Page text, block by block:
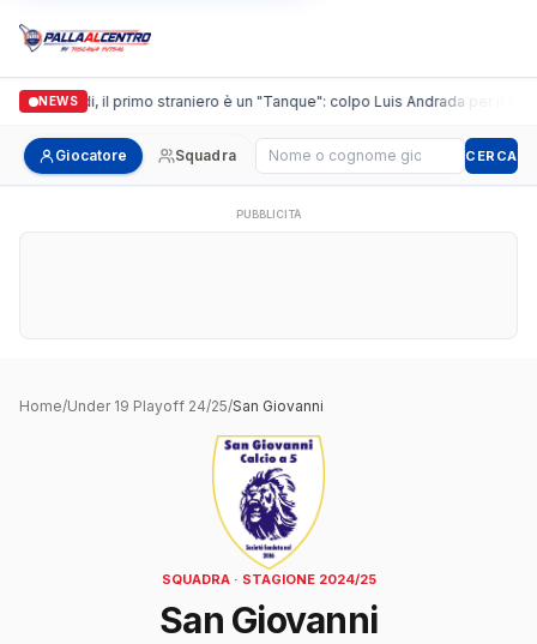
NEWS
Casalguidi, il primo straniero è un "Tanque": colpo Luis Andrada per il
Giocatore Squadra Cerca giocatore CERCA
PUBBLICITÀ
Home/Under 19 Playoff 24/25/San Giovanni
SQUADRA · STAGIONE 2024/25
San Giovanni